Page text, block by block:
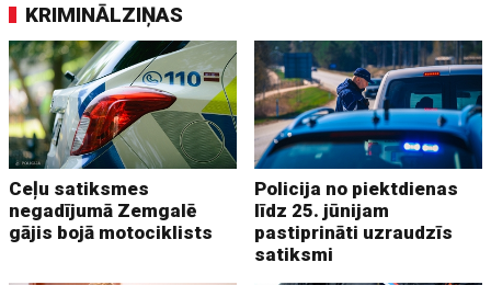
KRIMINĀLZIŅAS
Ceļu satiksmes
negadījumā Zemgalē
gājis bojā motociklists
Policija no piektdienas
līdz 25. jūnijam
pastiprināti uzraudzīs
satiksmi